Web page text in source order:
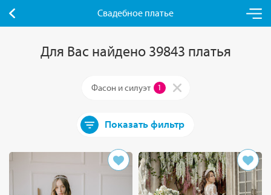
Свадебное платье
Для Вас найдено 39843 платья
Фасон и силуэт 1
Показать фильтр